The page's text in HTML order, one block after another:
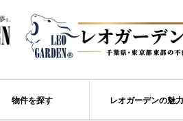
物件を探す レオガーデンの魅力